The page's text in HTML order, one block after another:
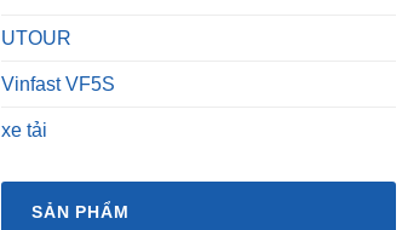
UTOUR
Vinfast VF5S
xe tải
SẢN PHẨM